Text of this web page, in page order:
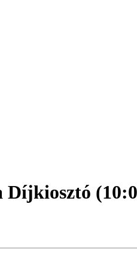
Díjkiosztó